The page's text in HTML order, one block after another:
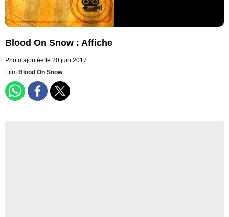
Blood On Snow : Affiche
Photo ajoutée le 20 juin 2017
Film Blood On Snow